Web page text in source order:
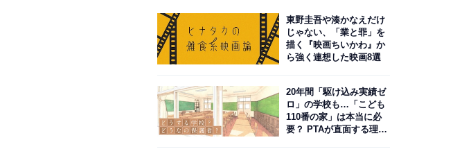
東野圭吾や湊かなえだけ
じゃない、「業と罪」を
描く『映画ちいかわ』か
ら強く連想した映画8選
20年間「駆け込み実績ゼ
ロ」の学校も…「こども
110番の家」は本当に必
要？ PTAが直面する理想